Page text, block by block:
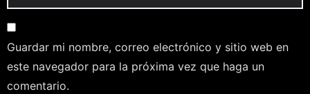
Guardar mi nombre, correo electrónico y sitio web en
este navegador para la próxima vez que haga un
comentario.